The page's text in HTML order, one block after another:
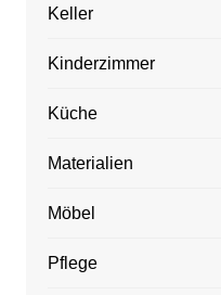
Keller
Kinderzimmer
Küche
Materialien
Möbel
Pflege